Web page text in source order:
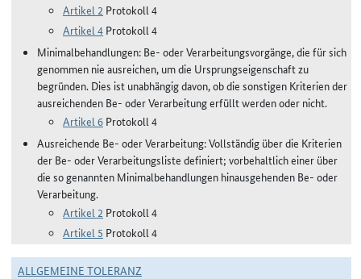
Artikel 2 Protokoll 4
Artikel 4 Protokoll 4
Minimalbehandlungen: Be- oder Verarbeitungsvorgänge, die für sich
genommen nie ausreichen, um die Ursprungseigenschaft zu
begründen. Dies ist unabhängig davon, ob die sonstigen Kriterien der
ausreichenden Be- oder Verarbeitung erfüllt werden oder nicht.
Artikel 6 Protokoll 4
Ausreichende Be- oder Verarbeitung: Vollständig über die Kriterien
der Be- oder Verarbeitungsliste definiert; vorbehaltlich einer über
die so genannten Minimalbehandlungen hinausgehenden Be- oder
Verarbeitung.
Artikel 2 Protokoll 4
Artikel 5 Protokoll 4
ALLGEMEINE TOLERANZ